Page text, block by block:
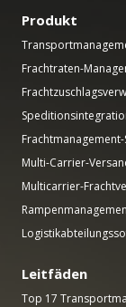
Produkt
Frachtraten-
Multi-Carrier-
Multicarrier-
Leitfäden
Top 17